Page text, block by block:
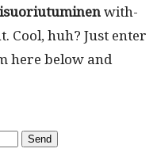
with­
Cool, huh? Just enter
here below and